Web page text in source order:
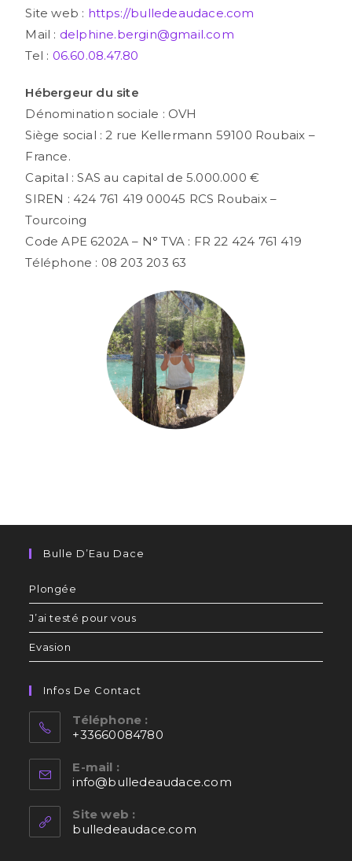
Site web : https://bulledeaudace.com
Mail : delphine.bergin@gmail.com
Tel : 06.60.08.47.80
Hébergeur du site
Dénomination sociale : OVH
Siège social : 2 rue Kellermann 59100 Roubaix –
France.
Capital : SAS au capital de 5.000.000 €
SIREN : 424 761 419 00045 RCS Roubaix –
Tourcoing
Code APE 6202A – N° TVA : FR 22 424 761 419
Téléphone : 08 203 203 63
Bulle D’Eau Dace
Plongée
J’ai testé pour vous
Evasion
Infos De Contact
Téléphone :
+33660084780
E-mail :
info@bulledeaudace.com
Site web :
bulledeaudace.com